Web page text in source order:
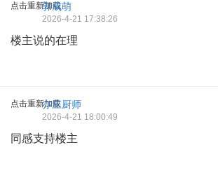
点击重新加载
郭成萌
2026-4-21 17:38:26
楼主说的在理
点击重新加载亦庄厨师
2026-4-21 18:00:49
同感支持楼主